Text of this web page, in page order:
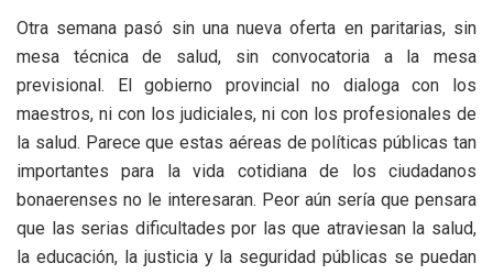
Otra semana pasó sin una nueva oferta en paritarias, sin
mesa técnica de salud, sin convocatoria a la mesa
previsional. El gobierno provincial no dialoga con los
maestros, ni con los judiciales, ni con los profesionales de
la salud. Parece que estas aéreas de políticas públicas tan
importantes para la vida cotidiana de los ciudadanos
bonaerenses no le interesaran. Peor aún sería que pensara
que las serias dificultades por las que atraviesan la salud,
la educación, la justicia y la seguridad públicas se puedan